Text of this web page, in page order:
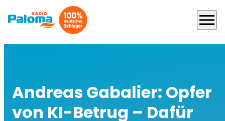
menu
Andreas Gabalier: Opfer
von KI-Betrug – Dafür